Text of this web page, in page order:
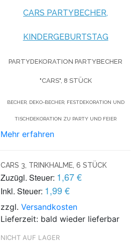
CARS PARTYBECHER,
KINDERGEBURTSTAG
PARTYDEKORATION PARTYBECHER
"CARS", 8 STÜCK
BECHER, DEKO-BECHER, FESTDEKORATION UND
TISCHDEKORATION ZU PARTY UND FEIER
Mehr erfahren
CARS 3, TRINKHALME, 6 STÜCK
Zuzügl. Steuer: 1,67 €
Inkl. Steuer: 1,99 €
zzgl.Versandkosten
Lieferzeit: bald wieder lieferbar
NICHT AUF LAGER